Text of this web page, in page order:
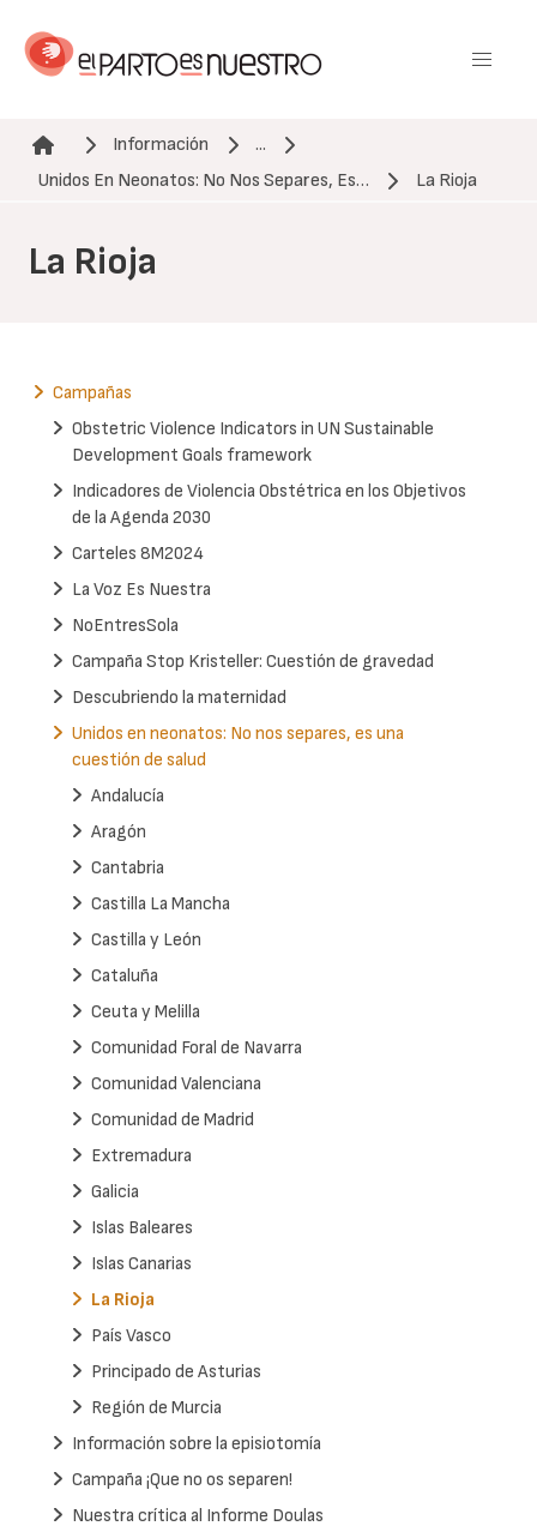
contenido
Ruta de navegación
Información
...
Unidos En Neonatos: No Nos Separes, Es…
La Rioja
La Rioja
Campañas
Obstetric Violence Indicators in UN Sustainable
Development Goals framework
Indicadores de Violencia Obstétrica en los Objetivos
de la Agenda 2030
Carteles 8M2024
La Voz Es Nuestra
NoEntresSola
Campaña Stop Kristeller: Cuestión de gravedad
Descubriendo la maternidad
Unidos en neonatos: No nos separes, es una
cuestión de salud
Andalucía
Aragón
Cantabria
Castilla La Mancha
Castilla y León
Cataluña
Ceuta y Melilla
Comunidad Foral de Navarra
Comunidad Valenciana
Comunidad de Madrid
Extremadura
Galicia
Islas Baleares
Islas Canarias
La Rioja
País Vasco
Principado de Asturias
Región de Murcia
Información sobre la episiotomía
Campaña ¡Que no os separen!
Nuestra crítica al Informe Doulas